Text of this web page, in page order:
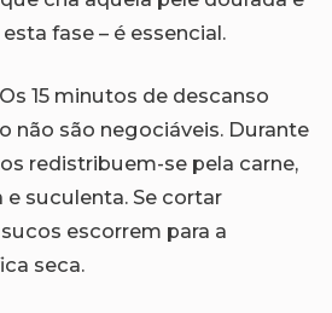
fase – é essencial.
15 minutos de descanso
não são negociáveis. Durante
redistribuem-se pela carne,
suculenta. Se cortar
escorrem para a
seca.